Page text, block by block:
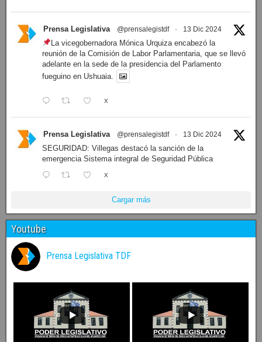
Prensa Legislativa @prensalegistdf · 13 Dic 2024
La vicegobernadora Mónica Urquiza encabezó la
reunión de la Comisión de Labor Parlamentaria, que se llevó
adelante en la sede de la presidencia del Parlamento
fueguino en Ushuaia.
X
Prensa Legislativa @prensalegistdf · 13 Dic 2024
SEGURIDAD: Villegas destacó la sanción de la
emergencia Sistema integral de Seguridad Pública
X
Cargar más
Youtube
Prensa Legislativa TDF